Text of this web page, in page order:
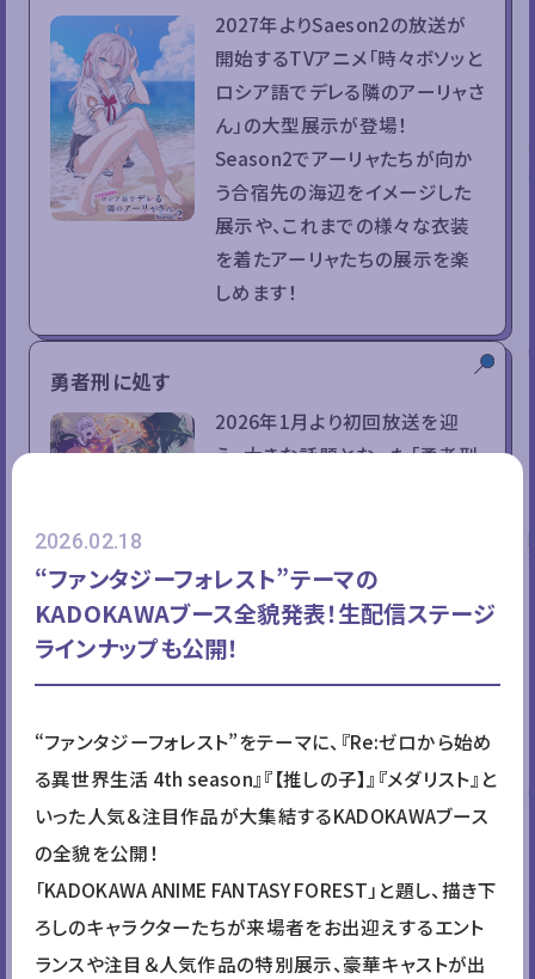
2027年よりSaeson2の放送が
開始するTVアニメ「時々ボソッと
ロシア語でデレる隣のアーリャさ
ん」の大型展示が登場！
Season2でアーリャたちが向か
う合宿先の海辺をイメージした
展示や、これまでの様々な衣装
を着たアーリャたちの展示を楽
しめます！
勇者刑に処す
2026年1月より初回放送を迎
え、大きな話題となった「勇者刑
これまでの放送を振り返るビジ
ュアルが展示されているほか、モ
ニター前に立つと、とある仕掛け
が…？
幼女戦記Ⅱ
「幼女戦記Ⅱ」より、お客さん参
加型の射撃訓練場が登場！無事
訓練を通過できた方には素敵な
2026.02.18
“ファンタジーフォレスト”テーマの
KADOKAWAブース全貌発表！生配信ステージ
ラインナップも公開！
“ファンタジーフォレスト”をテーマに、『Re:ゼロから始め
る異世界生活 4th season』『【推しの子】』『メダリスト』と
いった人気＆注目作品が大集結するKADOKAWAブース
の全貌を公開！
「KADOKAWA ANIME FANTASY FOREST」と題し、描き下
ろしのキャラクターたちが来場者をお出迎えするエント
ランスや注目＆人気作品の特別展示、豪華キャストが出